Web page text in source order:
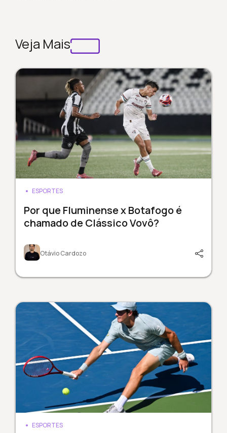
Veja Mais
ESPORTES
Por que Fluminense x Botafogo é
chamado de Clássico Vovô?
Otávio Cardozo
ESPORTES